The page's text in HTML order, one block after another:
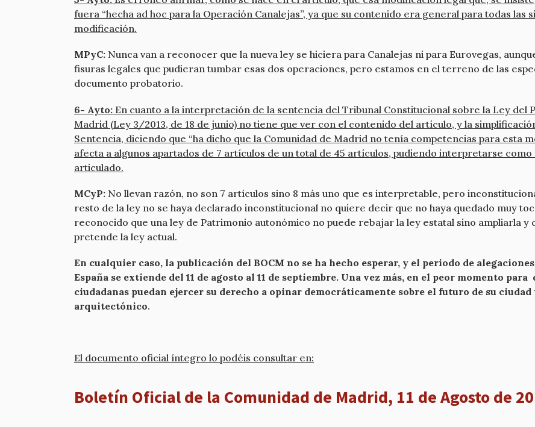
fuera “hecha ad hoc para la Operación Canalejas”, ya que su contenido era general para todas las
modificación.
MPyC: Nunca van a reconocer que la nueva ley se hiciera para Canalejas ni para Eurovegas,
fisuras legales que pudieran tumbar esas dos operaciones, pero estamos en el terreno de las
documento probatorio.
6- Ayto: En cuanto a la interpretación de la sentencia del Tribunal Constitucional sobre la Ley del
Madrid (Ley 3/2013, de 18 de junio) no tiene que ver con el contenido del artículo, y la
Sentencia, diciendo que “ha dicho que la Comunidad de Madrid no tenía competencias para esta
afecta a algunos apartados de 7 artículos de un total de 45 artículos, pudiendo interpretarse
articulado.
MCyP: No llevan razón, no son 7 artículos sino 8 más uno que es interpretable, pero
resto de la ley no se haya declarado inconstitucional no quiere decir que no haya quedado muy
reconocido que una ley de Patrimonio autonómico no puede rebajar la ley estatal sino ampliarla
pretende la ley actual.
En cualquier caso, la publicación del BOCM no se ha hecho esperar, y el periodo de
España se extiende del 11 de agosto al 11 de septiembre. Una vez más, en el peor momento
ciudadanas puedan ejercer su derecho a opinar democráticamente sobre el futuro de su
arquitectónico.
El documento oficial íntegro lo podéis consultar en:
Boletín Oficial de la Comunidad de Madrid, 11 de Agosto de